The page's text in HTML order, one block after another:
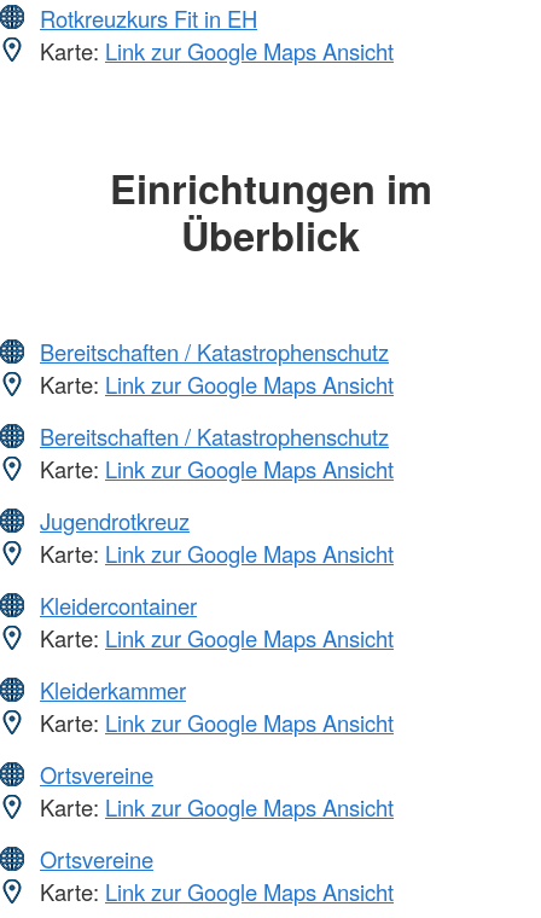
Rotkreuzkurs Fit in EH
Karte: Link zur Google Maps Ansicht
Einrichtungen im
Überblick
Bereitschaften / Katastrophenschutz
Karte: Link zur Google Maps Ansicht
Bereitschaften / Katastrophenschutz
Karte: Link zur Google Maps Ansicht
Jugendrotkreuz
Karte: Link zur Google Maps Ansicht
Kleidercontainer
Karte: Link zur Google Maps Ansicht
Kleiderkammer
Karte: Link zur Google Maps Ansicht
Ortsvereine
Karte: Link zur Google Maps Ansicht
Ortsvereine
Karte: Link zur Google Maps Ansicht